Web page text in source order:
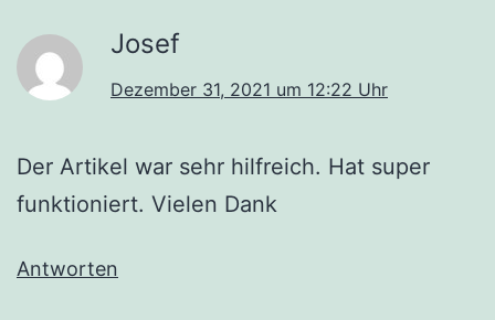
Josef
Dezember 31, 2021 um 12:22 Uhr
Der Artikel war sehr hilfreich. Hat super
funktioniert. Vielen Dank
Antworten